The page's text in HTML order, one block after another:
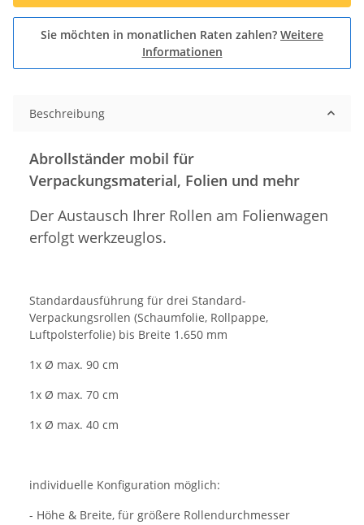
Sie möchten in monatlichen Raten zahlen? Weitere
Informationen
Beschreibung
Abrollständer mobil für
Verpackungsmaterial, Folien und mehr
Der Austausch Ihrer Rollen am Folienwagen
erfolgt werkzeuglos.
Standardausführung für drei Standard-
Verpackungsrollen (Schaumfolie, Rollpappe,
Luftpolsterfolie) bis Breite 1.650 mm
1x Ø max. 90 cm
1x Ø max. 70 cm
1x Ø max. 40 cm
individuelle Konfiguration möglich:
- Höhe & Breite, für größere Rollendurchmesser